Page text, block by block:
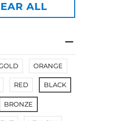
ALL
ORANGE
RED BLACK
BRONZE